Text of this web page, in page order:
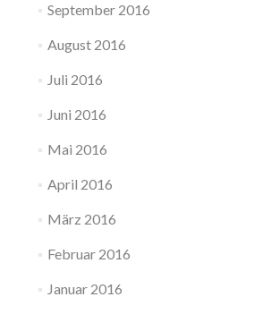
September 2016
August 2016
Juli 2016
Juni 2016
Mai 2016
April 2016
März 2016
Februar 2016
Januar 2016